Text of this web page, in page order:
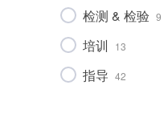
检测 & 检验 9
培训 13
指导 42